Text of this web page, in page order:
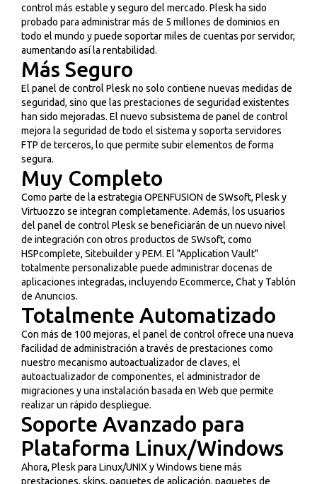
control más estable y seguro del mercado. Plesk ha sido
probado para administrar más de 5 millones de dominios en
todo el mundo y puede soportar miles de cuentas por servidor,
aumentando así la rentabilidad.
Más Seguro
El panel de control Plesk no solo contiene nuevas medidas de
seguridad, sino que las prestaciones de seguridad existentes
han sido mejoradas. El nuevo subsistema de panel de control
mejora la seguridad de todo el sistema y soporta servidores
FTP de terceros, lo que permite subir elementos de forma
segura.
Muy Completo
Como parte de la estrategia OPENFUSION de SWsoft, Plesk y
Virtuozzo se integran completamente. Además, los usuarios
del panel de control Plesk se beneficiarán de un nuevo nivel
de integración con otros productos de SWsoft, como
HSPcomplete, Sitebuilder y PEM. El "Application Vault"
totalmente personalizable puede administrar docenas de
aplicaciones integradas, incluyendo Ecommerce, Chat y Tablón
de Anuncios.
Totalmente Automatizado
Con más de 100 mejoras, el panel de control ofrece una nueva
facilidad de administración a través de prestaciones como
nuestro mecanismo autoactualizador de claves, el
autoactualizador de componentes, el administrador de
migraciones y una instalación basada en Web que permite
realizar un rápido despliegue.
Soporte Avanzado para
Plataforma Linux/Windows
Ahora, Plesk para Linux/UNIX y Windows tiene más
prestaciones, skins, paquetes de aplicación, paquetes de